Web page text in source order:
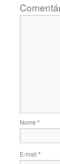
Nome *
E-mail *